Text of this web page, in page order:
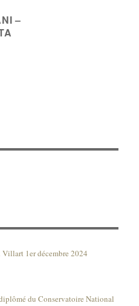
–
1er décembre 2024
du Conservatoire National